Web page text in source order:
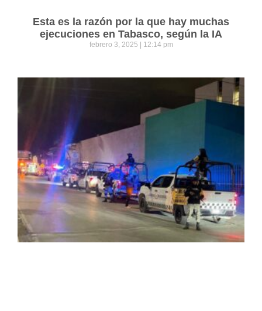
Esta es la razón por la que hay muchas
ejecuciones en Tabasco, según la IA
febrero 3, 2025 12:14 pm